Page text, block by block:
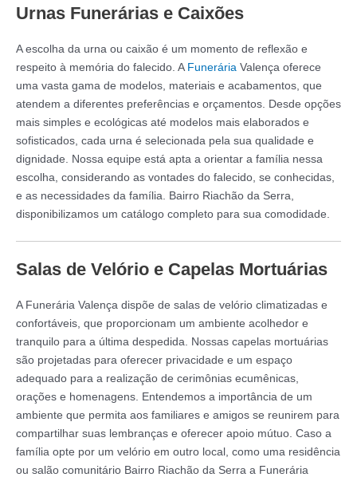
Urnas Funerárias e Caixões
A escolha da urna ou caixão é um momento de reflexão e
respeito à memória do falecido. A Funerária Valença oferece
uma vasta gama de modelos, materiais e acabamentos, que
atendem a diferentes preferências e orçamentos. Desde opções
mais simples e ecológicas até modelos mais elaborados e
sofisticados, cada urna é selecionada pela sua qualidade e
dignidade. Nossa equipe está apta a orientar a família nessa
escolha, considerando as vontades do falecido, se conhecidas,
e as necessidades da família. Bairro Riachão da Serra,
disponibilizamos um catálogo completo para sua comodidade.
Salas de Velório e Capelas Mortuárias
A Funerária Valença dispõe de salas de velório climatizadas e
confortáveis, que proporcionam um ambiente acolhedor e
tranquilo para a última despedida. Nossas capelas mortuárias
são projetadas para oferecer privacidade e um espaço
adequado para a realização de cerimônias ecumênicas,
orações e homenagens. Entendemos a importância de um
ambiente que permita aos familiares e amigos se reunirem para
compartilhar suas lembranças e oferecer apoio mútuo. Caso a
família opte por um velório em outro local, como uma residência
ou salão comunitário Bairro Riachão da Serra a Funerária